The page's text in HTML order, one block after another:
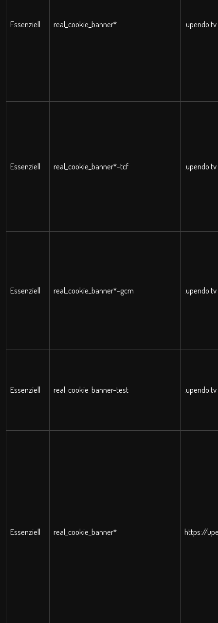
Essenziell real_cookie_banner* .upendo.tv
Essenziell real_cookie_banner*-tcf .upendo.tv
Essenziell real_cookie_banner*-gcm .upendo.tv
Essenziell real_cookie_banner-test .upendo.tv
Essenziell real_cookie_banner* https://